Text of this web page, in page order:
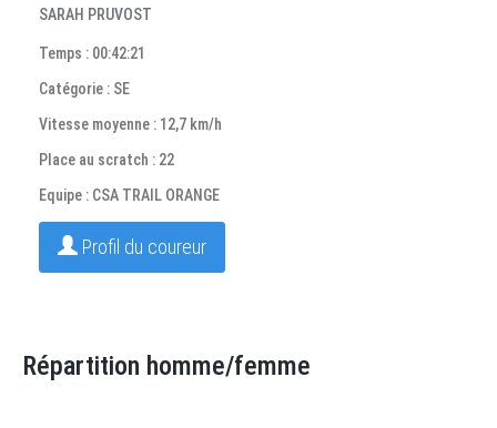
SARAH PRUVOST
Temps : 00:42:21
Catégorie : SE
Vitesse moyenne : 12,7 km/h
Place au scratch : 22
Equipe : CSA TRAIL ORANGE
Profil du coureur
Répartition homme/femme